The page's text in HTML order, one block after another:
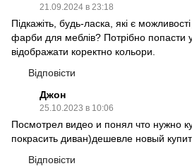
21.09.2024 в 23:18
Підкажіть, будь-ласка, які є
фарби для меблів? Потрібно попасти
відображати коректно кольори.
Відповісти
Джон
25.10.2023 в 10:06
Посмотрел видео и понял что нужно
покрасить диван)дешевле новый
Відповісти